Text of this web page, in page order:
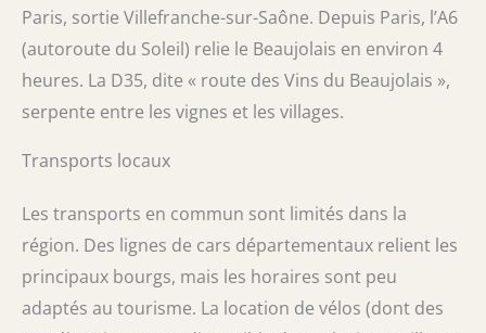
Paris, sortie Villefranche-sur-Saône. Depuis Paris, l’A6
(autoroute du Soleil) relie le Beaujolais en environ 4
heures. La D35, dite « route des Vins du Beaujolais »,
serpente entre les vignes et les villages.
Transports locaux
Les transports en commun sont limités dans la
région. Des lignes de cars départementaux relient les
principaux bourgs, mais les horaires sont peu
adaptés au tourisme. La location de vélos (dont des